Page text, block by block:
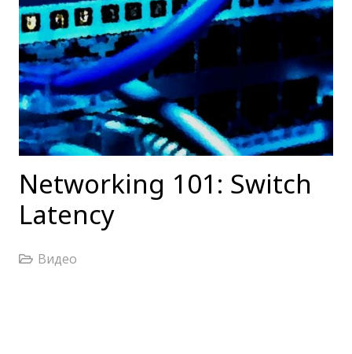
Networking 101: Switch
Latency
Видео